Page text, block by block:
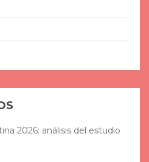
2026: análisis del estudio